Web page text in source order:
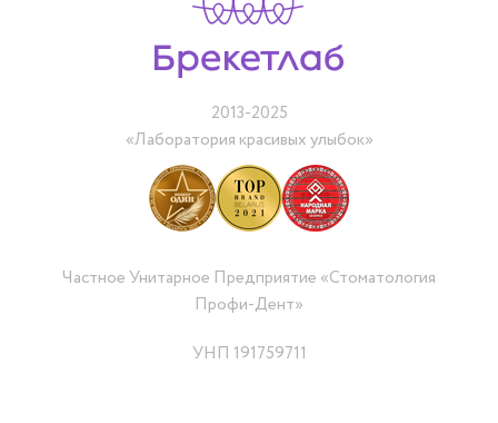
2013-2025
«Лаборатория красивых улыбок»
Частное Унитарное Предприятие «Стоматология
Профи-Дент»
УНП 191759711